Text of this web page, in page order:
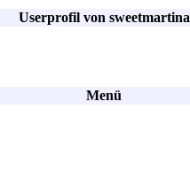
Userprofil von sweetmartina
Menü